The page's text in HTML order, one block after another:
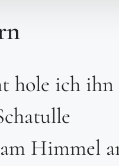
hole ich ihn
Himmel